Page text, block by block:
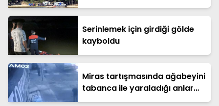
Serinlemek için girdiği gölde
kayboldu
Miras tartışmasında ağabeyini
tabanca ile yaraladığı anlar
kamerada